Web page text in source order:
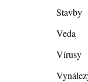
Stavby
Veda
Vírusy